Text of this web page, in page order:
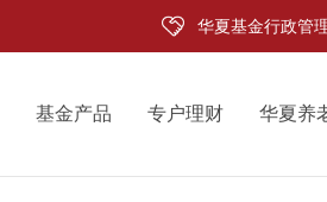
华夏基金行政管
基金产品 专户理财 华夏养